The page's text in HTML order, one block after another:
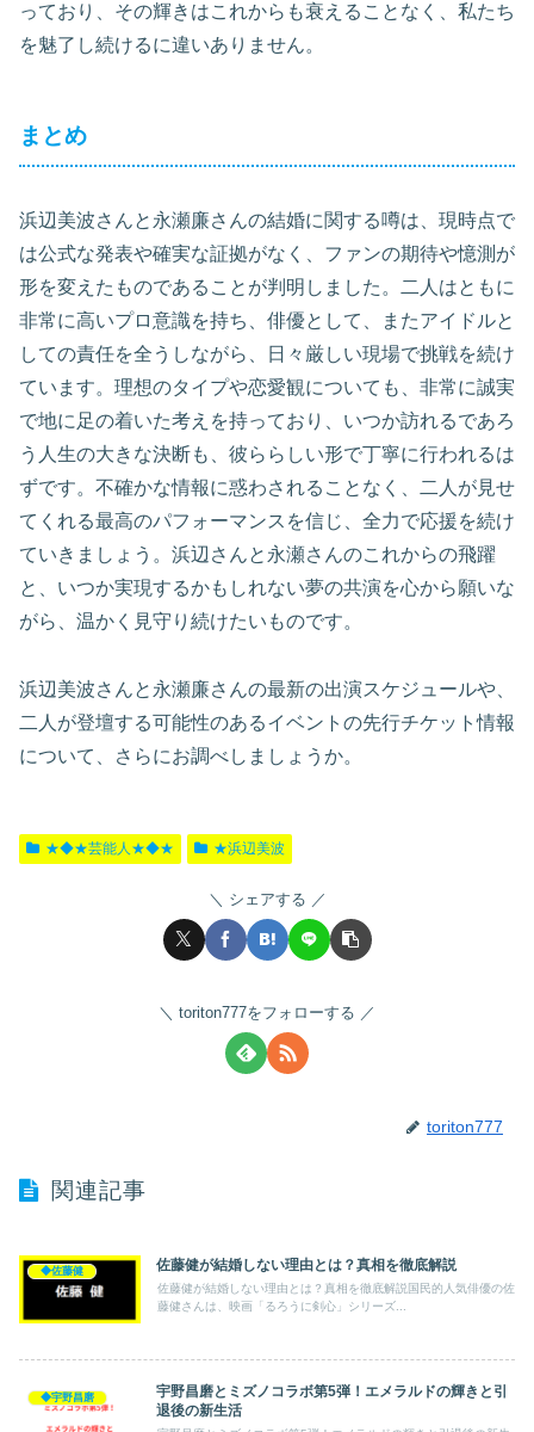
っており、その輝きはこれからも衰えることなく、私たち
を魅了し続けるに違いありません。
まとめ
浜辺美波さんと永瀬廉さんの結婚に関する噂は、現時点で
は公式な発表や確実な証拠がなく、ファンの期待や憶測が
形を変えたものであることが判明しました。二人はともに
非常に高いプロ意識を持ち、俳優として、またアイドルと
しての責任を全うしながら、日々厳しい現場で挑戦を続け
ています。理想のタイプや恋愛観についても、非常に誠実
で地に足の着いた考えを持っており、いつか訪れるであろ
う人生の大きな決断も、彼ららしい形で丁寧に行われるは
ずです。不確かな情報に惑わされることなく、二人が見せ
てくれる最高のパフォーマンスを信じ、全力で応援を続け
ていきましょう。浜辺さんと永瀬さんのこれからの飛躍
と、いつか実現するかもしれない夢の共演を心から願いな
がら、温かく見守り続けたいものです。
浜辺美波さんと永瀬廉さんの最新の出演スケジュールや、
二人が登壇する可能性のあるイベントの先行チケット情報
について、さらにお調べしましょうか。
★◆★芸能人★◆★ ★浜辺美波
シェアする
toriton777をフォローする
toriton777
関連記事
◆佐藤健 佐藤健が結婚しない理由とは？真相を徹底解説
佐藤健が結婚しない理由とは？真相を徹底解説国民的人気俳優の佐
藤健さんは、映画「るろうに剣心」シリーズ...
◆宇野昌磨
宇野昌磨とミズノコラボ第5弾！エメラルドの輝きと引
退後の新生活